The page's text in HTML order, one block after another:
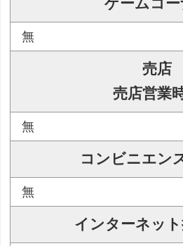
ゲームコ
無
売店
売店営業
無
コンビニエン
無
インターネッ